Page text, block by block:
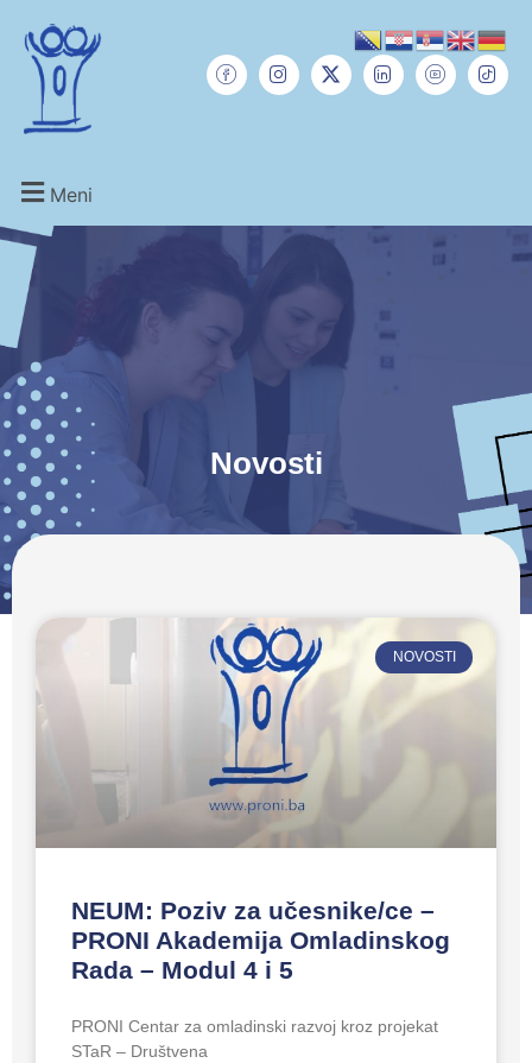
Meni
Novosti
NOVOSTI
NEUM: Poziv za učesnike/ce –
PRONI Akademija Omladinskog
Rada – Modul 4 i 5
PRONI Centar za omladinski razvoj kroz projekat
STaR – Društvena